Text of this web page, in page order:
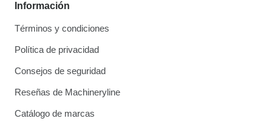
Información
Términos y condiciones
Política de privacidad
Consejos de seguridad
Reseñas de Machineryline
Catálogo de marcas